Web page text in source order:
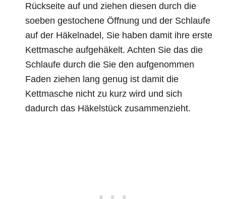
Rückseite auf und ziehen diesen durch die
soeben gestochene Öffnung und der Schlaufe
auf der Häkelnadel, Sie haben damit ihre erste
Kettmasche aufgehäkelt. Achten Sie das die
Schlaufe durch die Sie den aufgenommen
Faden ziehen lang genug ist damit die
Kettmasche nicht zu kurz wird und sich
dadurch das Häkelstück zusammenzieht.